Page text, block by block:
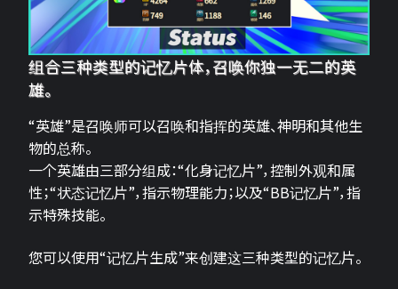
组合三种类型的记忆片体，召唤你独一无二的英
雄。
“英雄”是召唤师可以召唤和指挥的英雄、神明和其他生
物的总称。
一个英雄由三部分组成：“化身记忆片”，控制外观和属
性；“状态记忆片”，指示物理能力；以及“BB记忆片”，指
示特殊技能。
您可以使用“记忆片生成”来创建这三种类型的记忆片。